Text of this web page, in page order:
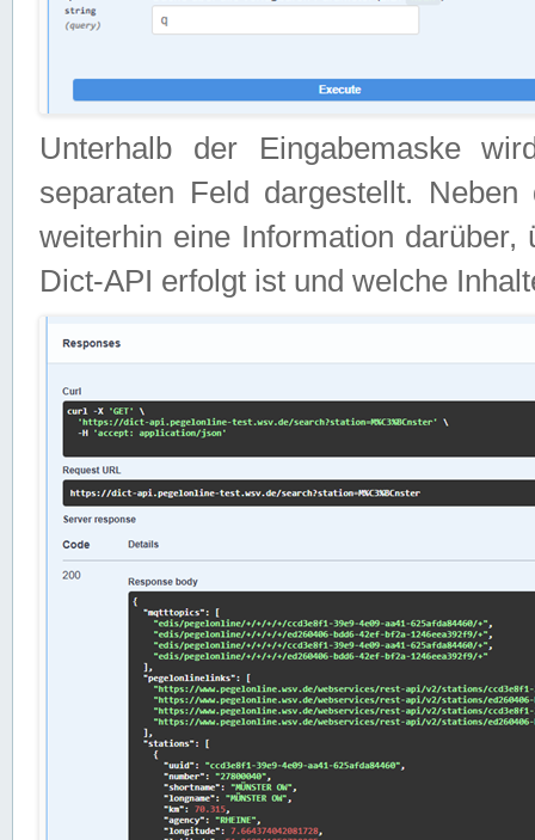
Unterhalb der Eingabemaske
separaten Feld dargestellt.
weiterhin eine Information
Dict-API erfolgt ist und welche